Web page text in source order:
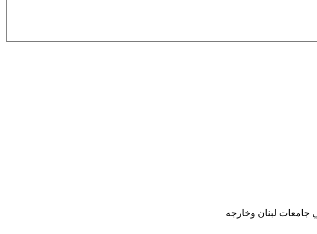
جامعات لبنان وخارجه